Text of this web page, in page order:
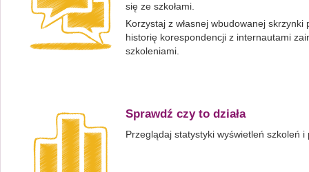
się ze szkołami.
Korzystaj z własnej wbudowanej
historię korespondencji z internautami
szkoleniami.
Sprawdź czy to działa
Przeglądaj statystyki wyświetleń szkoleń i